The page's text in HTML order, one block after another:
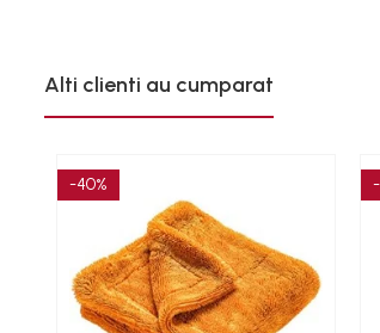
Saab
Suzuki
Universale
Scule pentru tinichigerie
Alti clienti au cumparat
-40%